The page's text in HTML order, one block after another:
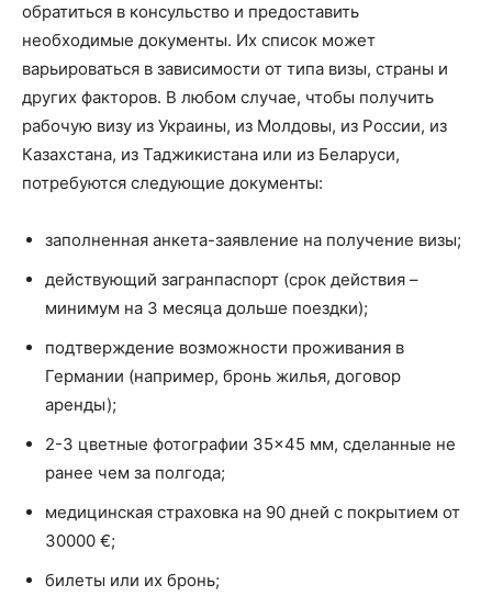
обратиться в консульство и предоставить
необходимые документы. Их список может
варьироваться в зависимости от типа визы, страны и
других факторов. В любом случае, чтобы получить
рабочую визу из Украины, из Молдовы, из России, из
Казахстана, из Таджикистана или из Беларуси,
потребуются следующие документы:
заполненная анкета-заявление на получение визы;
действующий загранпаспорт (срок действия –
минимум на 3 месяца дольше поездки);
подтверждение возможности проживания в
Германии (например, бронь жилья, договор
аренды);
2-3 цветные фотографии 35×45 мм, сделанные не
ранее чем за полгода;
медицинская страховка на 90 дней с покрытием от
30000 €;
билеты или их бронь;